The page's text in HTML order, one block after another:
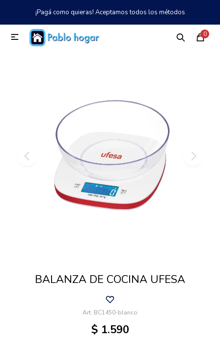
¡Pagá como quieras! Aceptamos todos los métodos
0

BALANZA DE COCINA UFESA
BC1450-blanco
$ 1.590
MI CUENTA
Catálogo Tienda 097 997 042
Refrigeración
Tecnología
Electrodomésticos